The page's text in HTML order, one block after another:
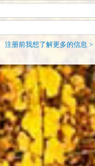
注册前我想了解更多的信息 >